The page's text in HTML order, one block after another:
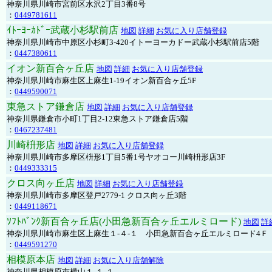
神奈川県川崎市宮前区水沢2丁目3番8号
： 0449781611
ｲﾄｰﾖｰｶﾄﾞｰ武蔵小杉駅前店 地図 詳細 お気に入り店舗登録
神奈川県川崎市中原区小杉町3-420イトーヨーカドー武蔵小杉駅前店5階
： 0447380611
イオン新百合ヶ丘店 地図 詳細 お気に入り店舗登録
神奈川県川崎市麻生区上麻生1-19イオン新百合ヶ丘5F
： 0449590071
東急ストア鎌倉店 地図 詳細 お気に入り店舗登録
神奈川県鎌倉市小町1丁目2-12東急ストア鎌倉店5階
： 0467237481
川崎枡形店 地図 詳細 お気に入り店舗登録
神奈川県川崎市多摩区枡形1丁目5番1号ヤオコー川崎枡形店3F
： 0449333315
クロス向ヶ丘店 地図 詳細 お気に入り店舗登録
神奈川県川崎市多摩区登戸2779-1 クロス向ヶ丘3階
： 0449118671
ｿﾌﾄﾊﾞﾝｸ新百合ヶ丘店(小田急新百合ヶ丘エルミロード) 地図 詳
神奈川県川崎市麻生区上麻生１-４-１ 小田急新百合ヶ丘エルミロード4Ｆ
： 0449591270
相模原本店 地図 詳細 お気に入り店舗解除